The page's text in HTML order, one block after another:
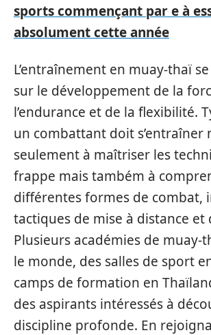
sports commençant par e à
absolument cette année
L’entraînement en muay-thaï
sur le développement de la
l’endurance et de la flexibilité.
un combattant doit s’entraîner
seulement à maîtriser les
frappe mais também à
différentes formes de combat,
tactiques de mise à distance et
Plusieurs académies de muay-
le monde, des salles de sport
camps de formation en
des aspirants intéressés à
discipline profonde. En